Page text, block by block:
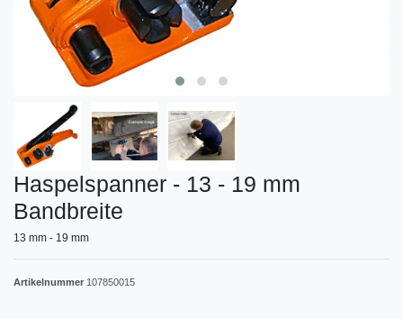
Haspelspanner - 13 - 19 mm
Bandbreite
13 mm - 19 mm
Artikelnummer 107850015